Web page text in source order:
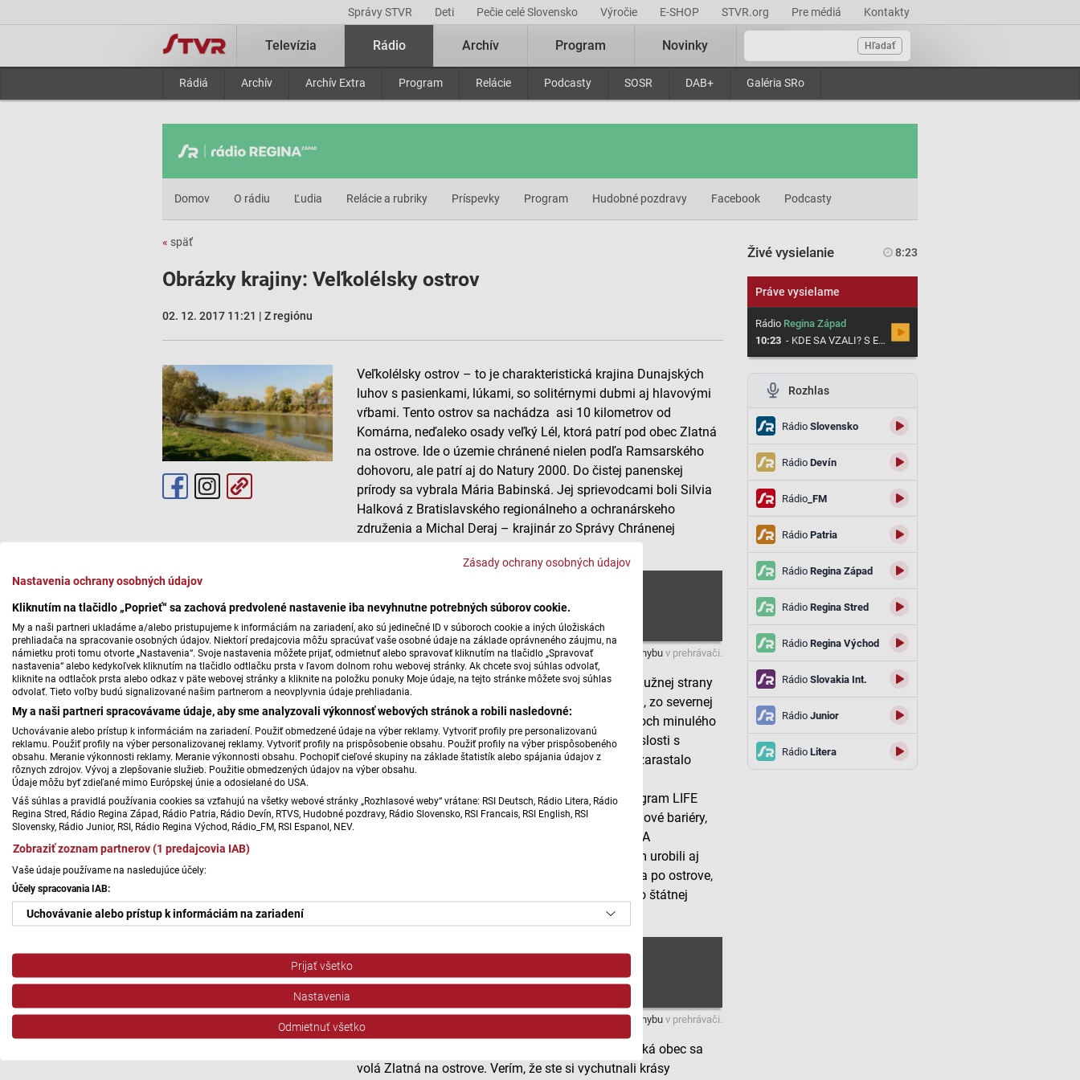
Zásady ochrany osobných údajov
Nastavenia ochrany osobných údajov
Kliknutím na tlačidlo „Poprieť“ sa zachová predvolené nastavenie iba nevyhnutne potrebných súborov cookie.
My a naši partneri ukladáme a/alebo pristupujeme k informáciám na zariadení, ako sú jedinečné ID v súboroch cookie a iných úložiskách
prehliadača na spracovanie osobných údajov. Niektorí predajcovia môžu spracúvať vaše osobné údaje na základe oprávneného záujmu, na
námietku proti tomu otvorte „Nastavenia“. Svoje nastavenia môžete prijať, odmietnuť alebo spravovať kliknutím na tlačidlo „Spravovať
nastavenia“ alebo kedykoľvek kliknutím na tlačidlo odtlačku prsta v ľavom dolnom rohu webovej stránky. Ak chcete svoj súhlas odvolať,
kliknite na odtlačok prsta alebo odkaz v päte webovej stránky a kliknite na položku ponuky Moje údaje, na tejto stránke môžete svoj súhlas
odvolať. Tieto voľby budú signalizované našim partnerom a neovplyvnia údaje prehliadania.
My a naši partneri spracovávame údaje, aby sme analyzovali výkonnosť webových stránok a robili nasledovné:
Uchovávanie alebo prístup k informáciám na zariadení. Použiť obmedzené údaje na výber reklamy. Vytvoriť profily pre personalizovanú
reklamu. Použiť profily na výber personalizovanej reklamy. Vytvoriť profily na prispôsobenie obsahu. Použiť profily na výber prispôsobeného
obsahu. Meranie výkonnosti reklamy. Meranie výkonnosti obsahu. Pochopiť cieľové skupiny na základe štatistík alebo spájania údajov z
rôznych zdrojov. Vývoj a zlepšovanie služieb. Použitie obmedzených údajov na výber obsahu.
Údaje môžu byť zdieľané mimo Európskej únie a odosielané do USA.
Váš súhlas a pravidlá používania cookies sa vzťahujú na všetky webové stránky „Rozhlasové weby“ vrátane: RSI Deutsch, Rádio Litera, Rádio
Regina Stred, Rádio Regina Západ, Rádio Patria, Rádio Devín, RTVS, Hudobné pozdravy, Rádio Slovensko, RSI Francais, RSI English, RSI
Slovensky, Rádio Junior, RSI, Rádio Regina Východ, Rádio_FM, RSI Espanol, NEV.
Zobraziť zoznam partnerov (1 predajcovia IAB)
Vaše údaje používame na nasledujúce účely:
Účely spracovania IAB:
Uchovávanie alebo prístup k informáciám na zariadení
Vytvoriť profily pre personalizovanú reklamu
Použiť profily na výber personalizovanej reklamy
Prijať všetko
Nastavenia
Odmietnuť všetko
Správy STVR Deti Pečie celé Slovensko Výročie E-SHOP STVR.org Pre médiá Kontakty
Hľadať
Televízia Rádio
Rádiá Archív Archív Extra Program Relácie Podcasty SOSR DAB+ Galéria SRo
Archív Program Novinky
Domov O rádiu Ľudia Relácie a rubriky Príspevky Program Hudobné pozdravy Facebook Podcasty
« späť
Obrázky krajiny: Veľkolélsky ostrov
02. 12. 2017 11:21 | Z regiónu
Veľkolélsky ostrov – to je charakteristická krajina Dunajských
luhov s pasienkami, lúkami, so solitérnymi dubmi aj hlavovými
vŕbami. Tento ostrov sa nachádza asi 10 kilometrov od
Komárna, neďaleko osady veľký Lél, ktorá patrí pod obec Zlatná
na ostrove. Ide o územie chránené nielen podľa Ramsarského
dohovoru, ale patrí aj do Natury 2000. Do čistej panenskej
prírody sa vybrala Mária Babinská. Jej sprievodcami boli Silvia
Halková z Bratislavského regionálneho a ochranárskeho
združenia a Michal Deraj – krajinár zo Správy Chránenej
Máte problém s prehrávaním?Nahláste nám chybu v prehrávači.
Dnes sa prechádzame po Veľkolélskom ostrove, z južnej strany
je ohraničený mohutným hlavným korytom Dunaja, zo severnej
širokým Veľkolélskym ramenom. To bolo v 80. rokoch minulého
storočia odrezané od hlavného toku Dunaja v súvislosti s
výstavbou vodného diela. Rameno sa zanášalo a zarastalo
stromami. V roku 2014 sa podarilo Bratislavskému
regionálnemu a ochranárskemu združeniu cez program LIFE
vyčistiť rameno, odstránili sa násypy v ústí a betónové bariéry,
čo umožnilo opätovnú migráciu rýb k neresiskám. A
samozrejme cez projekty, ktoré financuje EU sa tam urobili aj
ďalšie úpravy. Mária Babinská sa opäť prechádzala po ostrove,
sprevádzali ju Silvia Halková z BROZu a krajinár zo štátnej
2. časť
Nahláste nám chybu v prehrávači.
Je to krajina, kde sa ryžovalo zlato, preto aj neďaleká obec sa
volá Zlatná na ostrove. Verím, že ste si vychutnali krásy
Živé vysielanie 8:23
Práve vysielame
RádioRegina Západ
10:23 - KDE SA VZALI? S Evou Vitekovou
Rozhlas
RádioSlovensko
RádioDevín
Rádio_FM
RádioPatria
RádioRegina Západ
RádioRegina Stred
RádioRegina Východ
RádioSlovakia Int.
RádioJunior
RádioLitera